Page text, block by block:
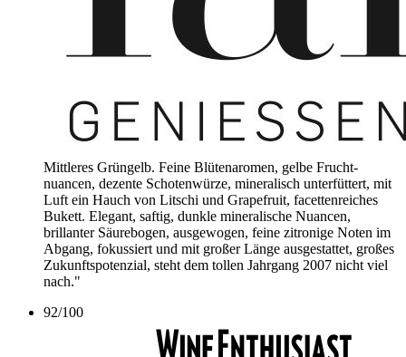
Mittleres Grüngelb. Feine Blütenaromen, gelbe Frucht­
nuancen, dezente Schotenwürze, mineralisch unterfüttert, mit
Luft ein Hauch von Litschi und Grapefruit, facettenreiches
Bukett. Elegant, saftig, dunkle mineralische Nuancen,
brillanter Säurebogen, ausgewogen, feine zitronige Noten im
Abgang, fokussiert und mit großer Länge ausgestattet, großes
Zukunftspotenzial, steht dem tollen Jahrgang 2007 nicht viel
nach."
92/100